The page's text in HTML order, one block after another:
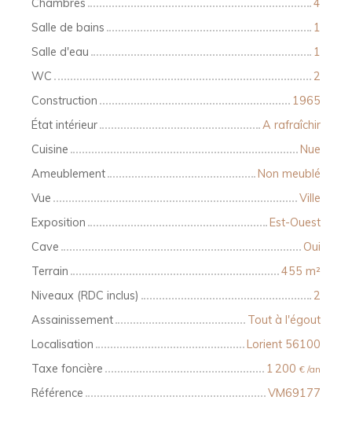
Salle de bains
1
Salle d'eau
1
WC
2
Construction
1965
État intérieur
A rafraîchir
Cuisine
Nue
Ameublement
Non meublé
Vue
Ville
Exposition
Est-Ouest
Cave
Oui
Terrain
455 m²
Niveaux (RDC inclus)
2
Assainissement
Tout à l'égout
Localisation
Lorient 56100
Taxe foncière
1 200 € /an
Référence VM69177